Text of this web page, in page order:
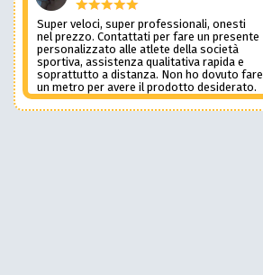
Super veloci, super professionali, onesti
nel prezzo. Contattati per fare un presente
personalizzato alle atlete della società
sportiva, assistenza qualitativa rapida e
soprattutto a distanza. Non ho dovuto fare
un metro per avere il prodotto desiderato.
Una assistenza del genere è rara e
preziosa. Credo li contatterò ancora in